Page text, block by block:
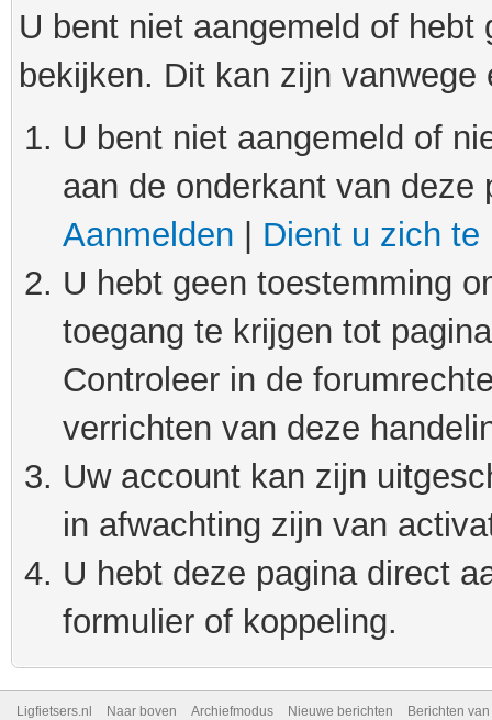
U bent niet aangemeld of
bekijken. Dit kan zijn
U bent niet aangemeld of
aan de onderkant van
Aanmelden
Dient u zich te
U hebt geen toestemming
toegang te krijgen tot
Controleer in de
verrichten van deze
Uw account kan zijn
in afwachting zijn van
U hebt deze pagina direct
formulier of koppeling.
Ligfietsers.nl Naar boven Archiefmodus Nieuwe berichten Berichten